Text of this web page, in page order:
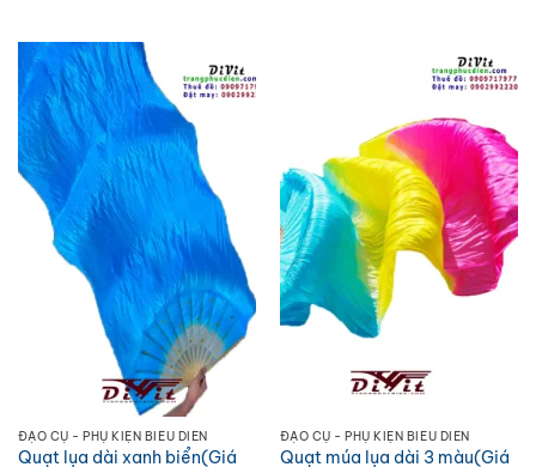
ĐẠO CỤ - PHỤ KIỆN BIỂU DIỄN
Quạt lụa dài xanh biển(Giá
ĐẠO CỤ - PHỤ KIỆN BIỂU DIỄN
Quạt múa lụa dài 3 màu(Giá